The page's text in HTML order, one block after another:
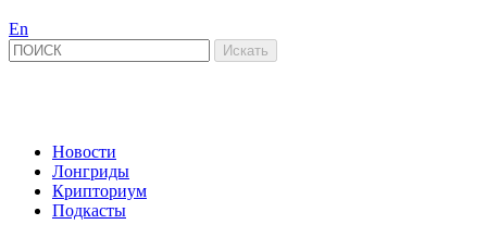
En
Новости
Лонгриды
Крипториум
Подкасты